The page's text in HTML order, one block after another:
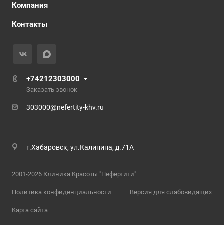
Компания
Контакты
+74212303000
Заказать звонок
303000@nefertity-khv.ru
г.Хабаровск, ул.Калинина, д.71А
2001-2026 Клиника Красоты "Нефертити"
Политика конфиденциальности Версия для слабовидящих
Карта сайта